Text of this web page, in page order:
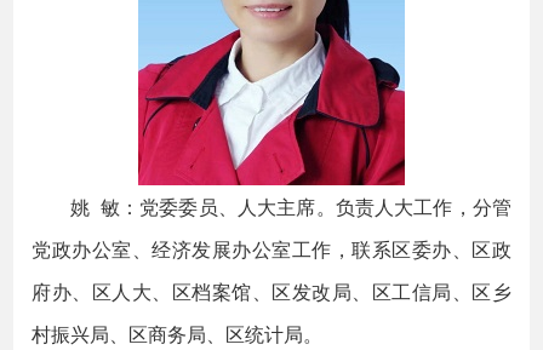
姚 敏：党委委员、人大主席。负责人大工作，分管
党政办公室、经济发展办公室工作，联系区委办、区政
府办、区人大、区档案馆、区发改局、区工信局、区乡
村振兴局、区商务局、区统计局。